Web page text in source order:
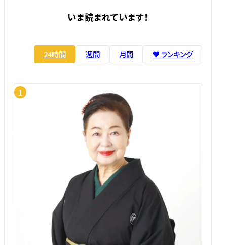
いま読まれています！
24時間 週間 月間 ♥️ ランキング